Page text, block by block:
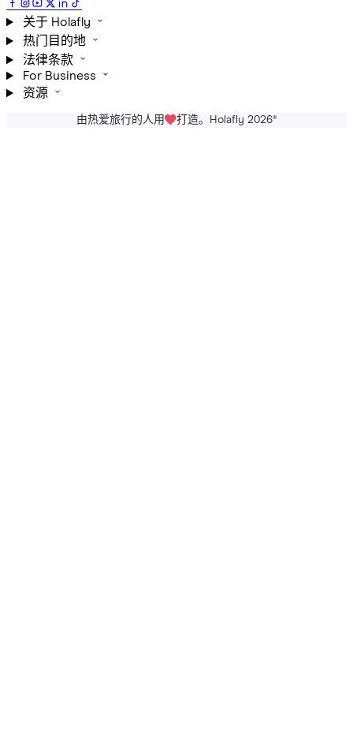
关于 Holafly
热门目的地
法律条款
For Business
资源
由热爱旅行的人用 打造。Holafly 2026®